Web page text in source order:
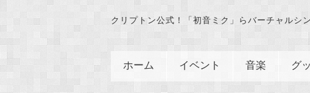
クリプトン公式！「初音ミク」らバーチャルシ
ホーム イベント 音楽 グ